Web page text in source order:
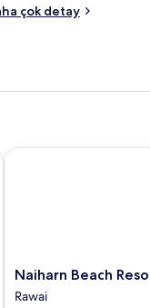
çok detay
Naiharn
Beach
Naiharn Beach
Rawai
Naiharn Beach Resort